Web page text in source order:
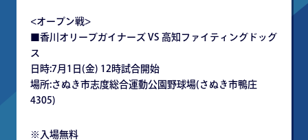
<オープン戦>
■香川オリーブガイナーズ VS 高知ファイティングドッグ
ス
日時:7月1日(金) 12時試合開始
場所:さぬき市志度総合運動公園野球場(さぬき市鴨庄
4305)
※入場無料